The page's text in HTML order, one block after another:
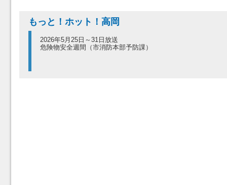
もっと！ホット！高岡
2026年5月25日～31日放送
危険物安全週間（市消防本部予防課）